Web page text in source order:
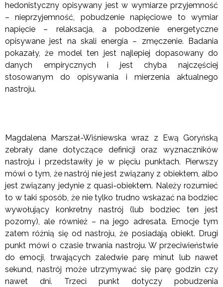
hedonistyczny opisywany jest w wymiarze przyjemność
– nieprzyjemność, pobudzenie napięciowe to wymiar
napięcie – relaksacja, a pobodzenie energetyczne
opisywane jest na skali energia – zmęczenie. Badania
pokazały, że model ten jest najlepiej dopasowany do
danych empirycznych i jest chyba najczęściej
stosowanym do opisywania i mierzenia aktualnego
nastroju.
Magdalena Marszał-Wiśniewska wraz z Ewą Goryńską
zebrały dane dotyczące definicji oraz wyznaczników
nastroju i przedstawiły je w pięciu punktach. Pierwszy
mówi o tym, że nastrój nie jest związany z obiektem, albo
jest związany jedynie z quasi-obiektem. Należy rozumieć
to w taki sposób, że nie tylko trudno wskazać na bodziec
wywołujący konkretny nastrój (lub bodziec ten jest
pozorny), ale również – na jego adresata. Emocje tym
zatem różnią się od nastroju, że posiadają obiekt. Drugi
punkt mówi o czasie trwania nastroju. W przeciwieństwie
do emocji, trwających zaledwie parę minut lub nawet
sekund, nastrój może utrzymywać się parę godzin czy
nawet dni. Trzeci punkt dotyczy pobudzenia